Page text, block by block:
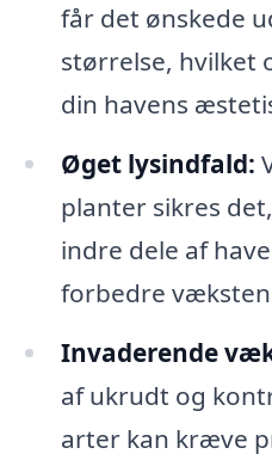
får det ønskede
størrelse, hvilket
din havens
Øget lysindfald:
planter sikres
indre dele af
forbedre
Invaderende
af ukrudt og
arter kan kræve